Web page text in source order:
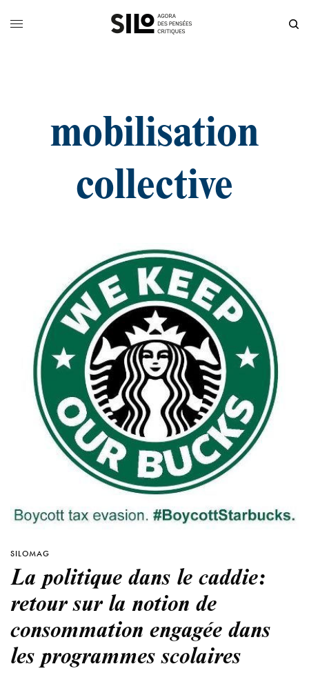
mobilisation
collective
SILOMAG
La politique dans le caddie:
retour sur la notion de
consommation engagée dans
les programmes scolaires